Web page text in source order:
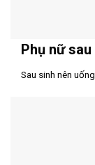
Phụ nữ
Sau sinh nên